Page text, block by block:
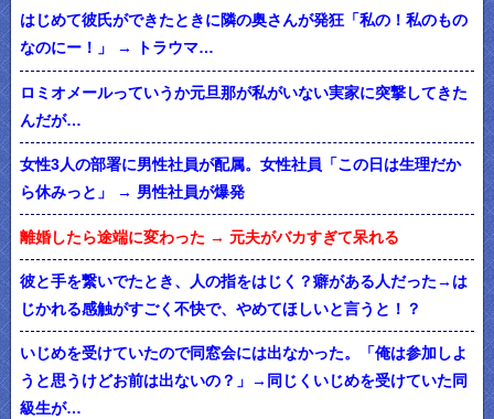
はじめて彼氏ができたときに隣の奥さんが発狂「私の！私のもの
なのにー！」 → トラウマ…
ロミオメールっていうか元旦那が私がいない実家に突撃してきた
んだが…
女性3人の部署に男性社員が配属。女性社員「この日は生理だか
ら休みっと」 → 男性社員が爆発
離婚したら途端に変わった → 元夫がバカすぎて呆れる
彼と手を繋いでたとき、人の指をはじく？癖がある人だった→は
じかれる感触がすごく不快で、やめてほしいと言うと！？
いじめを受けていたので同窓会には出なかった。「俺は参加しよ
うと思うけどお前は出ないの？」→同じくいじめを受けていた同
級生が…